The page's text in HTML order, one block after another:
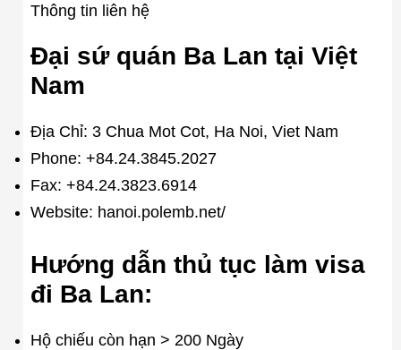
Thông tin liên hệ
Đại sứ quán Ba Lan tại Việt
Nam
Địa Chỉ: 3 Chua Mot Cot, Ha Noi, Viet Nam
Phone: +84.24.3845.2027
Fax: +84.24.3823.6914
Website: hanoi.polemb.net/
Hướng dẫn thủ tục làm visa
đi Ba Lan:
Hộ chiếu còn hạn > 200 Ngày